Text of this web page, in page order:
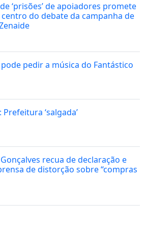
‘prisões’ de apoiadores promete
do debate da campanha de
pedir a música do Fantástico
‘salgada’
recua de declaração e
de distorção sobre “compras